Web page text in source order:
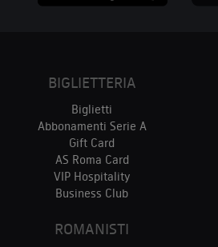
BIGLIETTERIA
Biglietti
Abbonamenti Serie A
Gift Card
AS Roma Card
VIP Hospitality
Business Club
ROMANISTI